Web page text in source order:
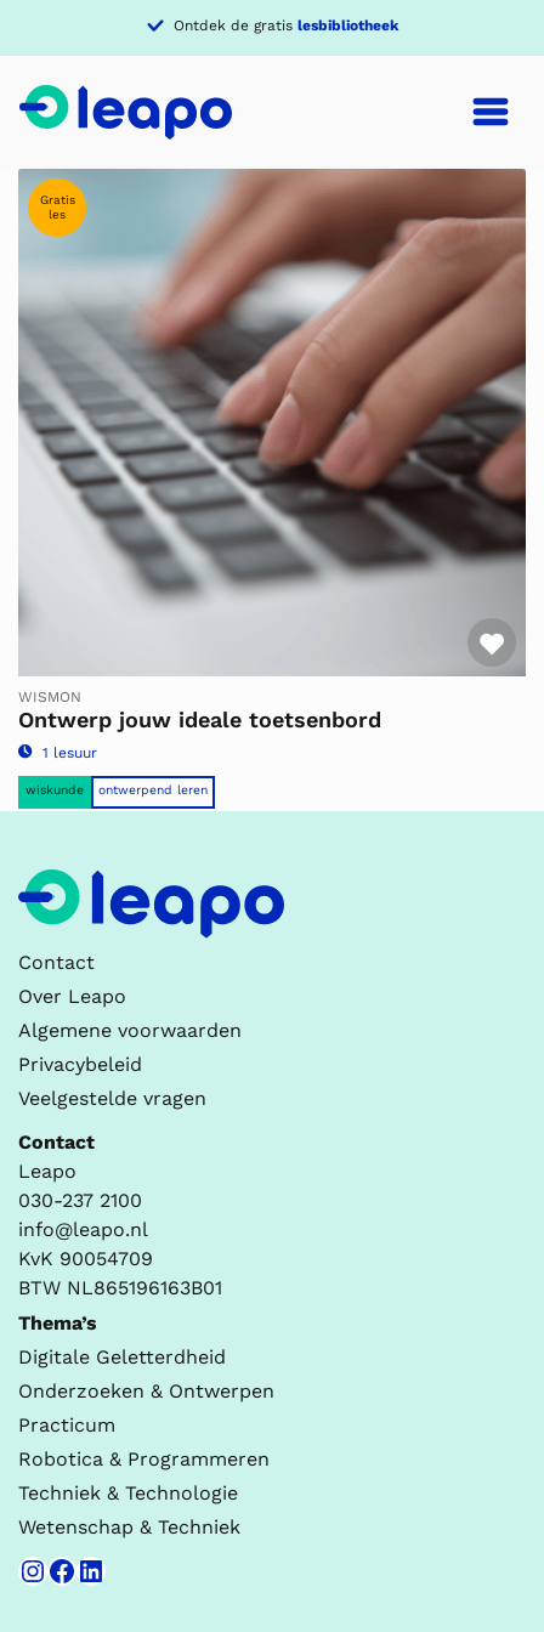
Ontdek de gratis lesbibliotheek
Gratis
les
WISMON
Ontwerp jouw ideale toetsenbord
1 lesuur
wiskunde ontwerpend leren
Contact
Over Leapo
Algemene voorwaarden
Privacybeleid
Veelgestelde vragen
Contact
Leapo
030-237 2100
info@leapo.nl
KvK 90054709
BTW NL865196163B01
Thema’s
Digitale Geletterdheid
Onderzoeken & Ontwerpen
Practicum
Robotica & Programmeren
Techniek & Technologie
Wetenschap & Techniek
Instagram
Facebook
LinkedIn